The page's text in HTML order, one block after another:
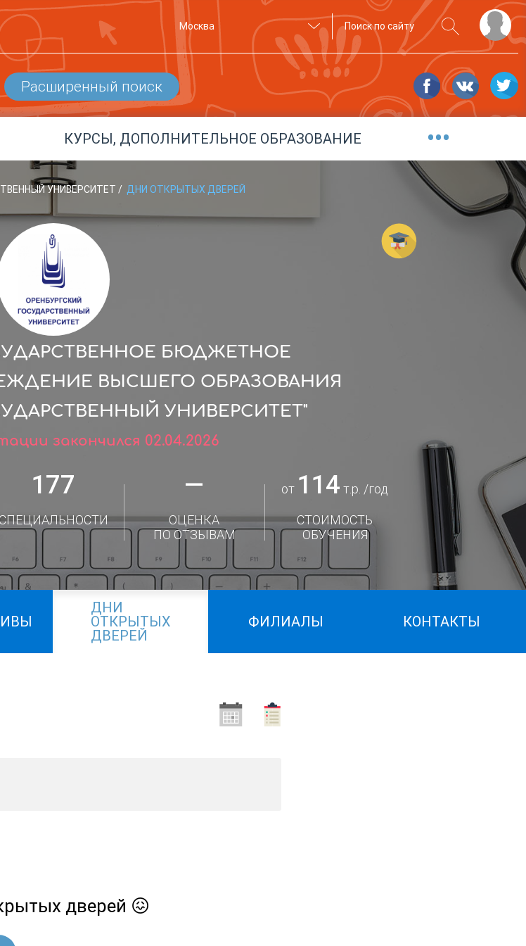
Москва
Расширенный поиск
КУРСЫ, ДОПОЛНИТЕЛЬНОЕ ОБРАЗОВАНИЕ •••
УНИВЕРСИТЕТ / ДНИ ОТКРЫТЫХ ДВЕРЕЙ
БЮДЖЕТНОЕ
ВЫСШЕГО ОБРАЗОВАНИЯ
УНИВЕРСИТЕТ"
закончился 02.04.2026
177 —
ОЦЕНКА
ПО ОТЗЫВАМ
от 114 т.р. /год
СТОИМОСТЬ
ОБУЧЕНИЯ
ДНИ
ОТКРЫТЫХ
ДВЕРЕЙ
ФИЛИАЛЫ КОНТАКТЫ
дверей 😖